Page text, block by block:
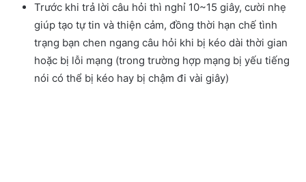
Trước khi trả lời câu hỏi thì nghỉ 10~15 giây, cười nhẹ
giúp tạo tự tin và thiện cảm, đồng thời hạn chế tình
trạng bạn chen ngang câu hỏi khi bị kéo dài thời gian
hoặc bị lỗi mạng (trong trường hợp mạng bị yếu tiếng
nói có thể bị kéo hay bị chậm đi vài giây)